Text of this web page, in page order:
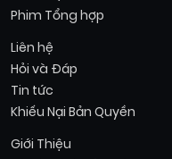
Phim Tổng hợp
Liên hệ
Hỏi và Đáp
Tin tức
Khiếu Nại Bản Quyền
Giới Thiệu